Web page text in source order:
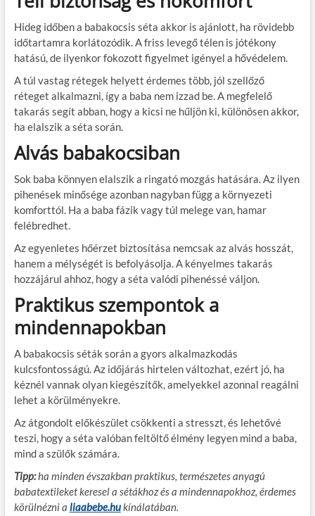
Hideg időben a babakocsis séta akkor is ajánlott, ha rövidebb
időtartamra korlátozódik. A friss levegő télen is jótékony
hatású, de ilyenkor fokozott figyelmet igényel a hővédelem.
A túl vastag rétegek helyett érdemes több, jól szellőző
réteget alkalmazni, így a baba nem izzad be. A megfelelő
takarás segít abban, hogy a kicsi ne hűljön ki, különösen akkor,
ha elalszik a séta során.
Alvás babakocsiban
Sok baba könnyen elalszik a ringató mozgás hatására. Az ilyen
pihenések minősége azonban nagyban függ a környezeti
komforttól. Ha a baba fázik vagy túl melege van, hamar
felébredhet.
Az egyenletes hőérzet biztosítása nemcsak az alvás hosszát,
hanem a mélységét is befolyásolja. A kényelmes takarás
hozzájárul ahhoz, hogy a séta valódi pihenéssé váljon.
Praktikus szempontok a
mindennapokban
A babakocsis séták során a gyors alkalmazkodás
kulcsfontosságú. Az időjárás hirtelen változhat, ezért jó, ha
kéznél vannak olyan kiegészítők, amelyekkel azonnal reagálni
lehet a körülményekre.
Az átgondolt előkészület csökkenti a stresszt, és lehetővé
teszi, hogy a séta valóban feltöltő élmény legyen mind a baba,
mind a szülők számára.
Tipp:ha minden évszakban praktikus, természetes anyagú
babatextileket keresel a sétákhoz és a mindennapokhoz, érdemes
körülnézni a liaabebe.hukínálatában.